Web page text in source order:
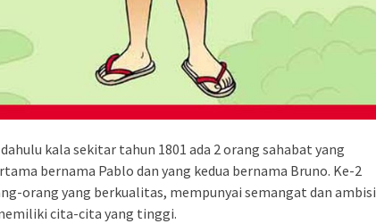
kala sekitar tahun 1801 ada 2 orang sahabat yang
bernama Pablo dan yang kedua bernama Bruno. Ke-2
orang yang berkualitas, mempunyai semangat dan ambisi
cita-cita yang tinggi.